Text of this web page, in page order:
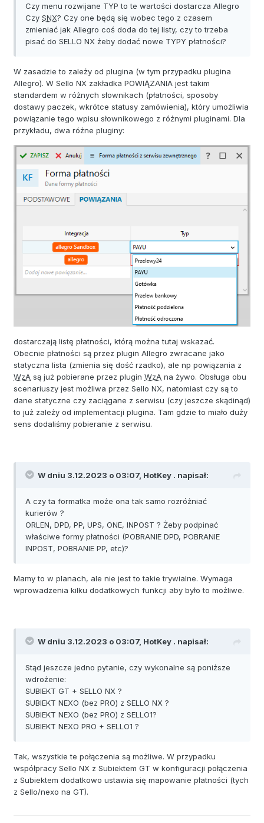
Czy menu rozwijane TYP to te wartości dostarcza Allegro
Czy SNX? Czy one będą się wobec tego z czasem
zmieniać jak Allegro coś doda do tej listy, czy to trzeba
pisać do SELLO NX żeby dodać nowe TYPY płatności?
W zasadzie to zależy od plugina (w tym przypadku plugina
Allegro). W Sello NX zakładka POWIĄZANIA jest takim
standardem w różnych słownikach (płatności, sposoby
dostawy paczek, wkrótce statusy zamówienia), który umożliwia
powiązanie tego wpisu słownikowego z różnymi pluginami. Dla
przykładu, dwa różne pluginy:
dostarczają listę płatności, którą można tutaj wskazać.
Obecnie płatności są przez plugin Allegro zwracane jako
statyczna lista (zmienia się dość rzadko), ale np powiązania z
WzA są już pobierane przez plugin WzA na żywo. Obsługa obu
scenariuszy jest możliwa przez Sello NX, natomiast czy są to
dane statyczne czy zaciągane z serwisu (czy jeszcze skądinąd)
to już zależy od implementacji plugina. Tam gdzie to miało duży
sens dodaliśmy pobieranie z serwisu.
W dniu 3.12.2023 o 03:07, HotKey . napisał:
A czy ta formatka może ona tak samo rozróżniać
kurierów ?
ORLEN, DPD, PP, UPS, ONE, INPOST ? Żeby podpinać
właściwe formy płatności (POBRANIE DPD, POBRANIE
INPOST, POBRANIE PP, etc)?
Mamy to w planach, ale nie jest to takie trywialne. Wymaga
wprowadzenia kilku dodatkowych funkcji aby było to możliwe.
W dniu 3.12.2023 o 03:07, HotKey . napisał:
Stąd jeszcze jedno pytanie, czy wykonalne są poniższe
wdrożenie:
SUBIEKT GT + SELLO NX ?
SUBIEKT NEXO (bez PRO) z SELLO NX ?
SUBIEKT NEXO (bez PRO) z SELLO1?
SUBIEKT NEXO PRO + SELLO1 ?
Tak, wszystkie te połączenia są możliwe. W przypadku
współpracy Sello NX z Subiektem GT w konfiguracji połączenia
z Subiektem dodatkowo ustawia się mapowanie płatności (tych
z Sello/nexo na GT).